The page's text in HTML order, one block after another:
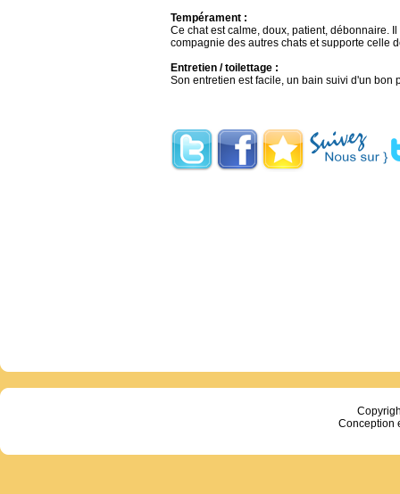
Tempérament :
Ce chat est calme, doux, patient, débonnaire.
compagnie des autres chats et supporte celle
Entretien / toilettage :
Son entretien est facile, un bain suivi d'un bon
Conception